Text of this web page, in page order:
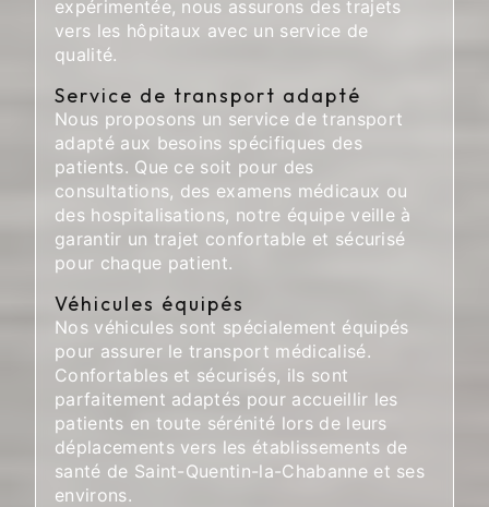
expérimentée, nous assurons des trajets
vers les hôpitaux avec un service de
qualité.
Service de transport adapté
Nous proposons un service de transport
adapté aux besoins spécifiques des
patients. Que ce soit pour des
consultations, des examens médicaux ou
des hospitalisations, notre équipe veille à
garantir un trajet confortable et sécurisé
pour chaque patient.
Véhicules équipés
Nos véhicules sont spécialement équipés
pour assurer le transport médicalisé.
Confortables et sécurisés, ils sont
parfaitement adaptés pour accueillir les
patients en toute sérénité lors de leurs
déplacements vers les établissements de
santé de Saint-Quentin-la-Chabanne et ses
environs.